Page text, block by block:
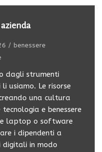
benessere
dagli strumenti
usiamo. Le risorse
una cultura
e benessere
laptop o software
i dipendenti a
digitali in modo